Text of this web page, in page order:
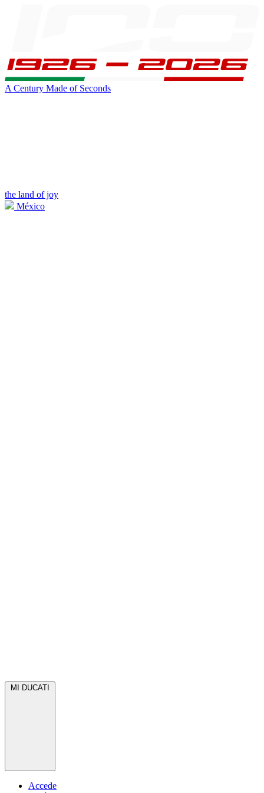
A Century Made of Seconds
the land of joy
México
MI DUCATI
Accede